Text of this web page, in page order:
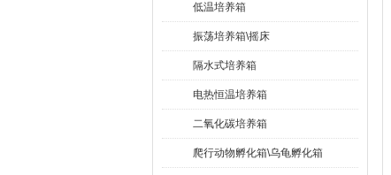
低温培养箱
振荡培养箱\摇床
隔水式培养箱
电热恒温培养箱
二氧化碳培养箱
爬行动物孵化箱\乌龟孵化箱